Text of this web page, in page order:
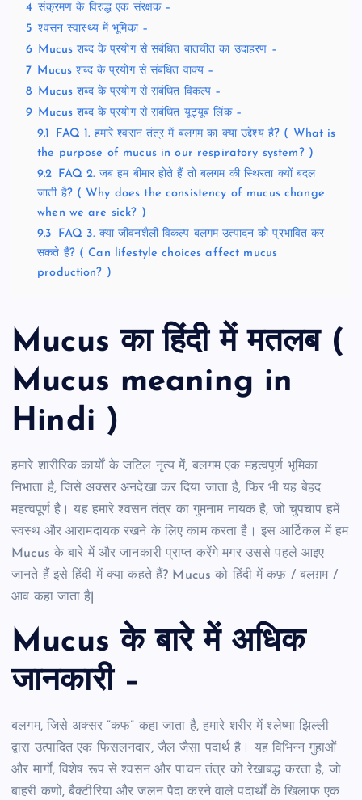
4 संक्रमण के विरुद्ध एक संरक्षक –
5 श्वसन स्वास्थ्य में भूमिका –
6 Mucus शब्द के प्रयोग से संबंधित बातचीत का उदाहरण –
7 Mucus शब्द के प्रयोग से संबंधित वाक्य –
8 Mucus शब्द के प्रयोग से संबंधित विकल्प –
9 Mucus शब्द के प्रयोग से संबंधित यूट्यूब लिंक –
9.1
FAQ 1. हमारे श्वसन तंत्र में बलगम का क्या उद्देश्य है? ( What is
the purpose of mucus in our respiratory system? )
9.2
FAQ 2. जब हम बीमार होते हैं तो बलगम की स्थिरता क्यों बदल
जाती है? ( Why does the consistency of mucus change
when we are sick? )
9.3
FAQ 3. क्या जीवनशैली विकल्प बलगम उत्पादन को प्रभावित कर
सकते हैं? ( Can lifestyle choices affect mucus
production? )
Mucus का हिंदी में मतलब (
Mucus meaning in
Hindi )
हमारे शारीरिक कार्यों के जटिल नृत्य में, बलगम एक महत्वपूर्ण भूमिका
निभाता है, जिसे अक्सर अनदेखा कर दिया जाता है, फिर भी यह बेहद
महत्वपूर्ण है। यह हमारे श्वसन तंत्र का गुमनाम नायक है, जो चुपचाप हमें
स्वस्थ और आरामदायक रखने के लिए काम करता है। इस आर्टिकल में हम
Mucus के बारे में और जानकारी प्राप्त करेंगे मगर उससे पहले आइए
जानते हैं इसे हिंदी में क्या कहते हैं? Mucus को हिंदी में कफ़ / बलग़म /
आव कहा जाता है|
Mucus के बारे में अधिक
जानकारी –
बलगम, जिसे अक्सर “कफ” कहा जाता है, हमारे शरीर में श्लेष्मा झिल्ली
द्वारा उत्पादित एक फिसलनदार, जैल जैसा पदार्थ है। यह विभिन्न गुहाओं
और मार्गों, विशेष रूप से श्वसन और पाचन तंत्र को रेखाबद्ध करता है, जो
बाहरी कणों, बैक्टीरिया और जलन पैदा करने वाले पदार्थों के खिलाफ एक